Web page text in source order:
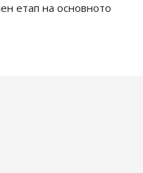
етап на основното